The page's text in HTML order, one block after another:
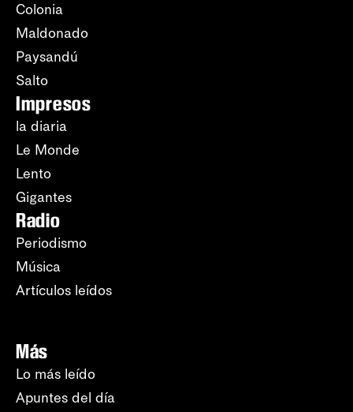
Colonia
Maldonado
Paysandú
Salto
Impresos
la diaria
Le Monde
Lento
Gigantes
Radio
Periodismo
Música
Artículos leídos
Más
Lo más leído
Apuntes del día